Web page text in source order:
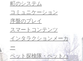
町のシステム
コミュニケーション
序盤のプレイ
スマートコンテンツ
インタラクションメーカ
ー
ペット探検隊・ペットハ